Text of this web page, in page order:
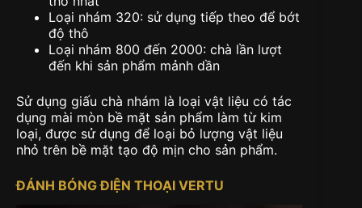
Loại nhám 320: sử dụng tiếp theo để bớt
độ thô
Loại nhám 800 đến 2000: chà lần lượt
đến khi sản phẩm mảnh dần
Sử dụng giấu chà nhám là loại vật liệu có tác
dụng mài mòn bề mặt sản phẩm làm từ kim
loại, được sử dụng để loại bỏ lượng vật liệu
nhỏ trên bề mặt tạo độ mịn cho sản phẩm.
ĐÁNH BÓNG ĐIỆN THOẠI VERTU